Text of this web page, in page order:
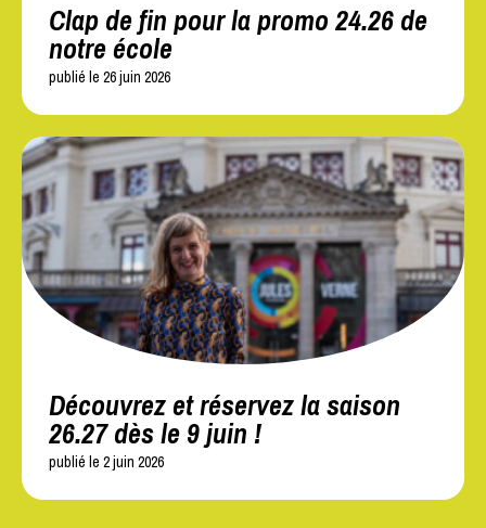
Clap de fin pour la promo 24.26 de
notre école
publié le 26 juin 2026
Découvrez et réservez la saison
26.27 dès le 9 juin !
publié le 2 juin 2026